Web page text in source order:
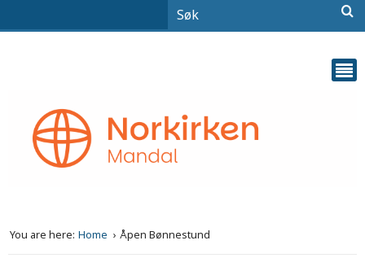
You are here: Home Åpen Bønnestund